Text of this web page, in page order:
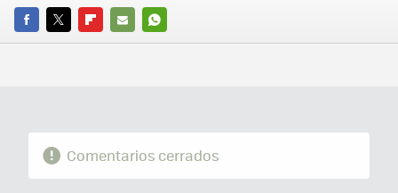
FACEBOOK
TWITTERFLIPBOARD
E-
WHATSAPP
Comentarios cerrados